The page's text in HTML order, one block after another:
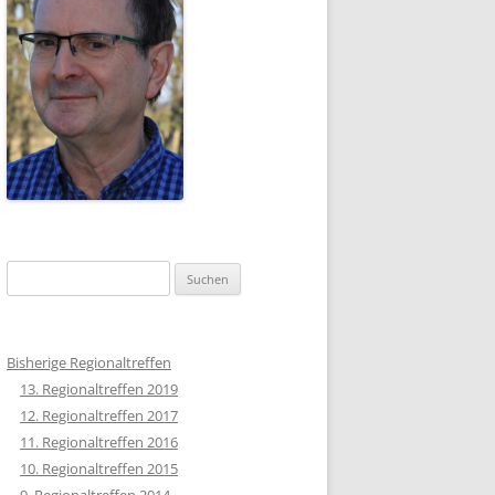
nach:
Bisherige Regionaltreffen
13. Regionaltreffen 2019
12. Regionaltreffen 2017
11. Regionaltreffen 2016
10. Regionaltreffen 2015